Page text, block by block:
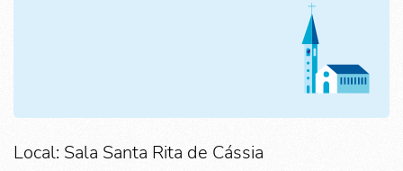
Local: Sala Santa Rita de Cássia